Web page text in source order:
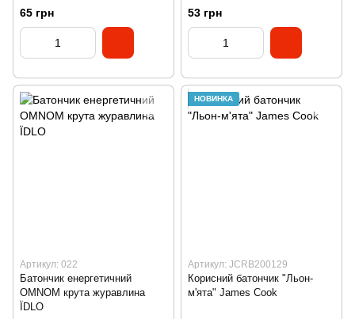
65 грн 53 грн
Артикул: 022
Батончик енергетичний
OMNOM крута журавлина
ЇDLO
НОВИНКА
Артикул: JCRB200129
Корисний батончик "Льон-
м'ята" James Cook